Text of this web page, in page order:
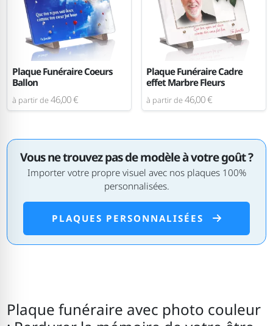
Plaque Funéraire Coeurs
Ballon
à partir de46,00 €
Plaque Funéraire Cadre
effet Marbre Fleurs
à partir de46,00 €
Vous ne trouvez pas de modèle à votre goût ?
Importer votre propre visuel avec nos plaques 100%
personnalisées.
PLAQUES PERSONNALISÉES
Plaque funéraire avec photo couleur